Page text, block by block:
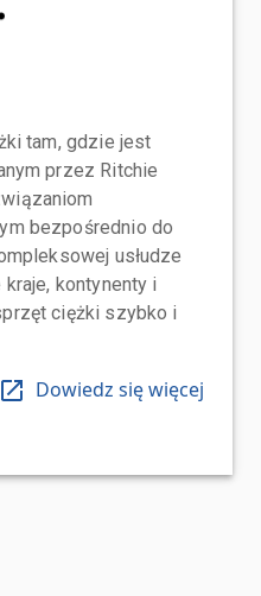
tam, gdzie jest
przez Ritchie
bezpośrednio do
usłudze
kontynenty i
ciężki szybko i
Dowiedz się więcej